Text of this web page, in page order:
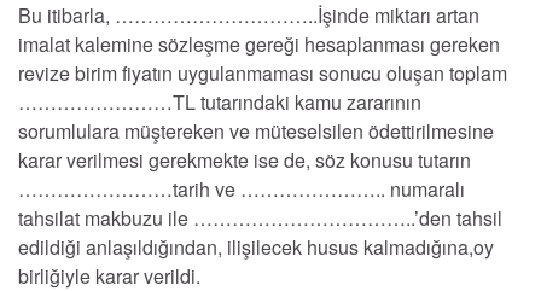
Bu itibarla, …………………………..İşinde miktarı artan
imalat kalemine sözleşme gereği hesaplanması gereken
revize birim fiyatın uygulanmaması sonucu oluşan toplam
……………………TL tutarındaki kamu zararının
sorumlulara müştereken ve müteselsilen ödettirilmesine
karar verilmesi gerekmekte ise de, söz konusu tutarın
……………………tarih ve ………………….. numaralı
tahsilat makbuzu ile ……………………………..’den tahsil
edildiği anlaşıldığından, ilişilecek husus kalmadığına,oy
birliğiyle karar verildi.